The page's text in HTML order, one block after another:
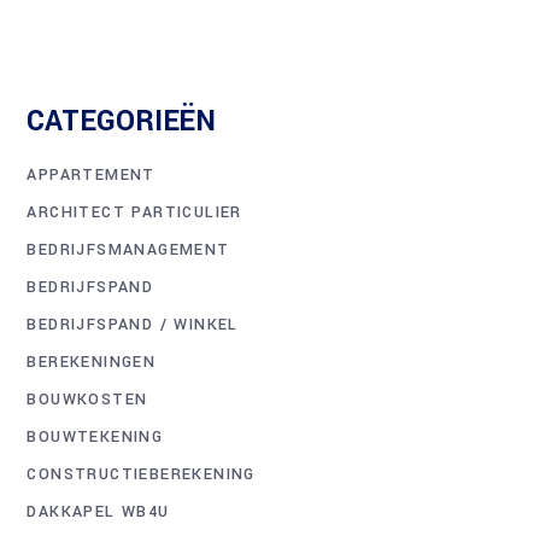
CATEGORIEËN
APPARTEMENT
ARCHITECT PARTICULIER
BEDRIJFSMANAGEMENT
BEDRIJFSPAND
BEDRIJFSPAND / WINKEL
BEREKENINGEN
BOUWKOSTEN
BOUWTEKENING
CONSTRUCTIEBEREKENING
DAKKAPEL WB4U